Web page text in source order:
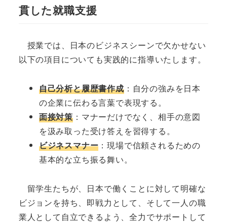
貫した就職支援
授業では、日本のビジネスシーンで欠かせない
以下の項目についても実践的に指導いたします。
自己分析と履歴書作成：自分の強みを日本
の企業に伝わる言葉で表現する。
面接対策 ：マナーだけでなく、相手の意図
を汲み取った受け答えを習得する。
ビジネスマナー ：現場で信頼されるための
基本的な立ち振る舞い。
留学生たちが、日本で働くことに対して明確な
ビジョンを持ち、即戦力として、そして一人の職
業人として自立できるよう、全力でサポートして